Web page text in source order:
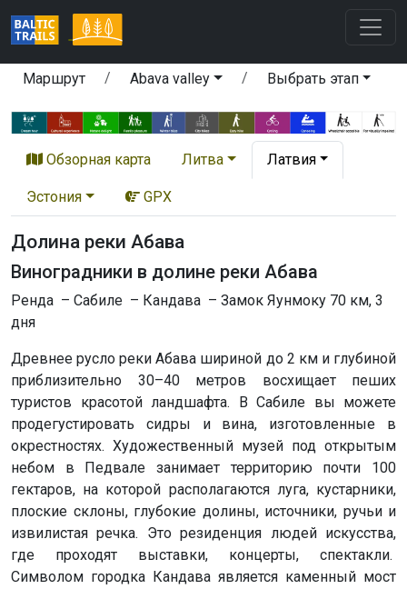
Маршрут Abava valley Выбрать этап
Обзорная карта Литва Латвия
Эстония GPX
Долина реки Абава
Виноградники в долине реки Абава
Ренда – Сабиле – Кандава – Замок Яунмоку 70 км, 3
дня
Древнее русло реки Абава шириной до 2 км и глубиной
приблизительно 30–40 метров восхищает пеших
туристов красотой ландшафта. В Сабиле вы можете
продегустировать сидры и вина, изготовленные в
окрестностях. Художественный музей под открытым
небом в Педвале занимает территорию почти 100
гектаров, на которой располагаются луга, кустарники,
плоские склоны, глубокие долины, источники, ручьи и
извилистая речка. Это резиденция людей искусства,
где проходят выставки, концерты, спектакли.
Символом городка Кандава является каменный мост